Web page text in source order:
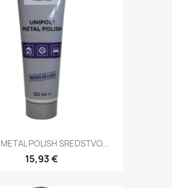
POLISH SREDSTVO...
15,93 €